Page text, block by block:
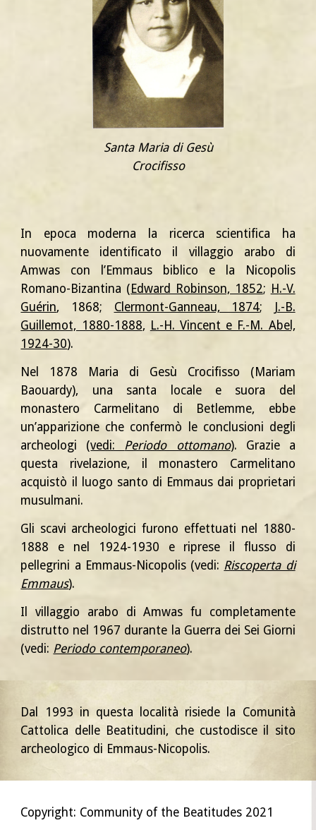
Santa Maria di Gesù
Crocifisso
In epoca moderna la ricerca scientifica ha
nuovamente identificato il villaggio arabo di
Amwas con l’Emmaus biblico e la Nicopolis
Romano-Bizantina (Edward Robinson, 1852; H.-V.
Guérin, 1868; Clermont-Ganneau, 1874;
J.-B.
Guillemot, 1880-1888, L.-H. Vincent e F.-M. Abel,
1924-30).
Nel 1878 Maria di Gesù Crocifisso (Mariam
Baouardy), una santa locale e suora del
monastero Carmelitano di Betlemme, ebbe
un’apparizione che confermò le conclusioni degli
archeologi (vedi: Periodo ottomano). Grazie a
questa rivelazione, il monastero Carmelitano
acquistò il luogo santo di Emmaus dai proprietari
musulmani.
Gli scavi archeologici furono effettuati nel 1880-
1888 e nel 1924-1930 e riprese il flusso di
pellegrini a Emmaus-Nicopolis (vedi: Riscoperta di
Emmaus).
Il villaggio arabo di Amwas fu completamente
distrutto nel 1967 durante la Guerra dei Sei Giorni
(vedi: Periodo contemporaneo).
Dal 1993 in questa località risiede la Comunità
Cattolica delle Beatitudini, che custodisce il sito
archeologico di Emmaus-Nicopolis.
Copyright: Community of the Beatitudes 2021